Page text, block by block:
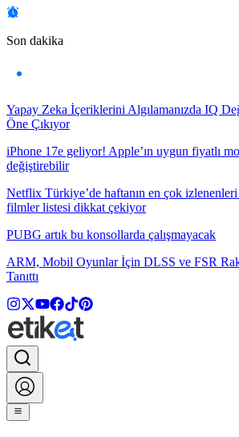
Son dakika
Yapay Zeka İçeriklerini Algılamanızda IQ
Öne Çıkıyor
iPhone 17e geliyor! Apple’ın uygun fiyatlı
değiştirebilir
Netflix Türkiye’de haftanın en çok
filmler listesi dikkat çekiyor
PUBG artık bu konsollarda çalışmayacak
ARM, Mobil Oyunlar İçin DLSS ve FSR
Tanıttı